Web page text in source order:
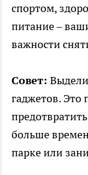
спортом,
питание –
важности
Совет:
гаджетов. Это
больше
парке или